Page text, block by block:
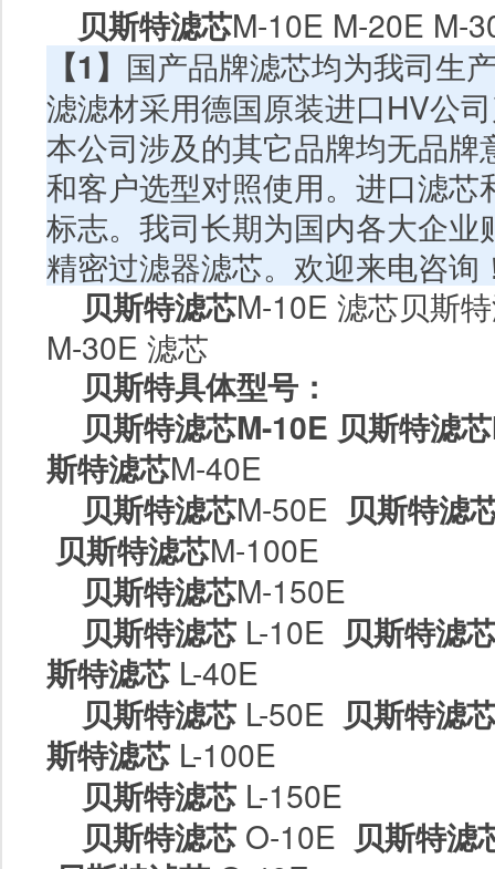
贝斯特滤芯M-10E M-20E M-
【1】 国产品牌滤芯均为我司生
滤滤材采用德国原装进口HV公
本公司涉及的其它品牌均无品
和客户选型对照使用。进口滤
标志。我司长期为国内各大企
精密过滤器滤芯。欢迎来电咨询
贝斯特滤芯M-10E 滤芯贝斯
M-30E 滤芯
贝斯特具体型号：
贝斯特滤芯M-10E 贝斯特滤芯
斯特滤芯M-40E
贝斯特滤芯M-50E 贝斯特滤
贝斯特滤芯M-100E
贝斯特滤芯M-150E
贝斯特滤芯 L-10E 贝斯特滤
斯特滤芯 L-40E
贝斯特滤芯 L-50E 贝斯特滤
斯特滤芯 L-100E
贝斯特滤芯 L-150E
贝斯特滤芯 O-10E 贝斯特滤